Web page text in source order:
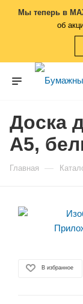
Мы теперь в
об
Доска
А5,
Главная —
В избранное